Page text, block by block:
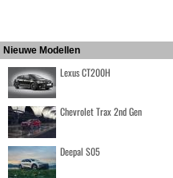
Nieuwe Modellen
Lexus CT200H
Chevrolet Trax 2nd Gen
Deepal S05